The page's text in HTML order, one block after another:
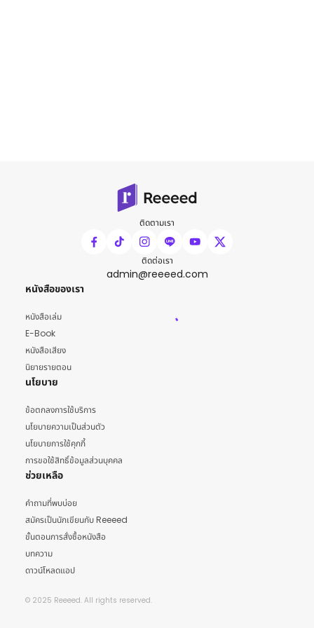
ติดตามเรา
ติดต่อเรา
admin@reeeed.com
หนังสือของเรา
หนังสือเล่ม
E-Book
หนังสือเสียง
นิยายรายตอน
นโยบาย
ข้อตกลงการใช้บริการ
นโยบายความเป็นส่วนตัว
นโยบายการใช้คุกกี้
การขอใช้สิทธิ์ข้อมูลส่วนบุคคล
ช่วยเหลือ
คำถามที่พบบ่อย
สมัครเป็นนักเขียนกับ Reeeed
ขั้นตอนการสั่งซื้อหนังสือ
บทความ
ดาวน์โหลดแอป
© 2025 Reeeed. All rights reserved.